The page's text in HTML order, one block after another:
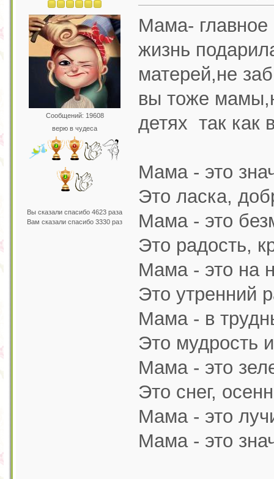
Сообщений: 19608
верю в чудеса
Вы сказали спасибо 4623 раза
Вам сказали спасибо 3330 раз
Мама-
жизнь
матерей,не
вы тоже
детях так как
Мама - это
Это ласка,
Мама - это
Это радость,
Мама - это на
Это утренний
Мама - в
Это мудрость
Мама - это
Это снег,
Мама - это
Мама - это